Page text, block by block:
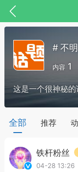
节气气象
# 不
内容 1
这是一个很神秘的
全部 推荐
铁杆粉丝
04-28 13:26